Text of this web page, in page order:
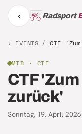
‹ Radsport
‹ EVENTS / CTF
MTB · CTF
CTF
zurück'
Sonntag, 19. April 2026